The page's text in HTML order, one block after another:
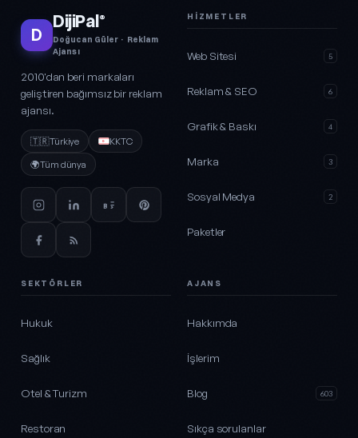
D
DijiPal®
Doğucan Güler · Reklam
Ajansı
2010'dan beri markaları
geliştiren bağımsız bir reklam
ajansı.
🇹🇷Türkiye
KKTC
🌍Tüm dünya
HIZMETLER
Web Sitesi 5
Reklam & SEO 6
Grafik & Baskı 4
Marka 3
Sosyal Medya 2
Paketler
SEKTÖRLER
Hukuk
Sağlık
Otel & Turizm
Restoran
AJANS
Hakkımda
İşlerim
Blog 603
Sıkça sorulanlar